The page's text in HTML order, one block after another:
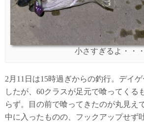
小さすぎるよ・・・
2月11日は15時過ぎからの釣行。デイ
したが、60クラスが足元で喰ってくる
らず。目の前で喰ってきたのが丸見え
中に入ったものの、フックアップせず